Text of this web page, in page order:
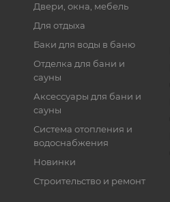
Двери, окна, мебель
Для отдыха
Баки для воды в баню
Отделка для бани и
сауны
Аксессуары для бани и
сауны
Система отопления и
водоснабжения
Новинки
Строительство и ремонт